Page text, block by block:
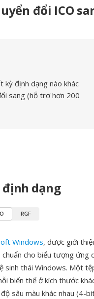
đổi ICO
kỳ định dạng nào khác
sang (hỗ trợ hơn 200
định dạng
RGF
Windows, được giới
cho biểu tượng ứng
thái Windows. Một
biến thể ở kích thước
sâu màu khác nhau